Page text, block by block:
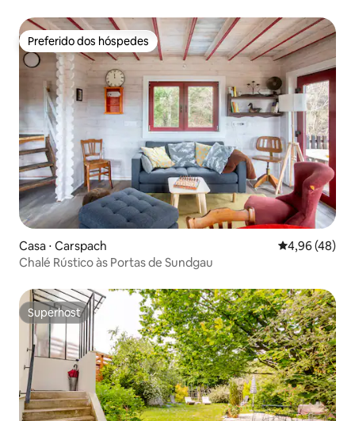
Preferido dos hóspedes
Preferido dos hóspedes
Casa ⋅ Carspach 4,96 de uma
4,96 (48)
Chalé Rústico às Portas de Sundgau
Superhost
Superhost